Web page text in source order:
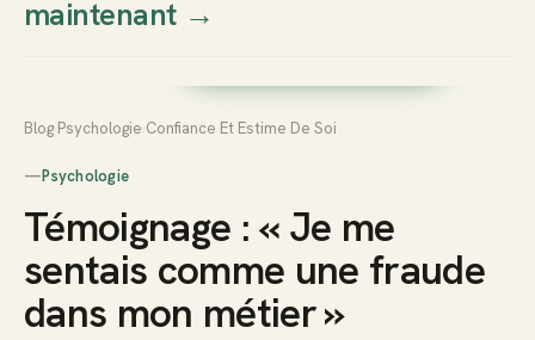
Thierry
Prendre rendez-vous dès
maintenant→
Blog Psychologie Confiance Et Estime De Soi
—Psychologie
Témoignage : « Je me
sentais comme une fraude
dans mon métier »